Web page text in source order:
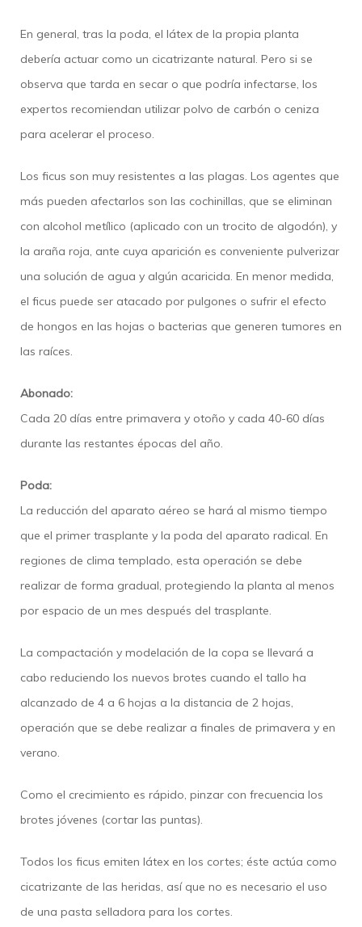
En general, tras la poda, el látex de la propia planta
debería actuar como un cicatrizante natural. Pero si se
observa que tarda en secar o que podría infectarse, los
expertos recomiendan utilizar polvo de carbón o ceniza
para acelerar el proceso.
Los ficus son muy resistentes a las plagas. Los agentes que
más pueden afectarlos son las cochinillas, que se eliminan
con alcohol metílico (aplicado con un trocito de algodón), y
la araña roja, ante cuya aparición es conveniente pulverizar
una solución de agua y algún acaricida. En menor medida,
el ficus puede ser atacado por pulgones o sufrir el efecto
de hongos en las hojas o bacterias que generen tumores en
las raíces.
Abonado:
Cada 20 días entre primavera y otoño y cada 40-60 días
durante las restantes épocas del año.
Poda:
La reducción del aparato aéreo se hará al mismo tiempo
que el primer trasplante y la poda del aparato radical. En
regiones de clima templado, esta operación se debe
realizar de forma gradual, protegiendo la planta al menos
por espacio de un mes después del trasplante.
La compactación y modelación de la copa se llevará a
cabo reduciendo los nuevos brotes cuando el tallo ha
alcanzado de 4 a 6 hojas a la distancia de 2 hojas,
operación que se debe realizar a finales de primavera y en
verano.
Como el crecimiento es rápido, pinzar con frecuencia los
brotes jóvenes (cortar las puntas).
Todos los ficus emiten látex en los cortes; éste actúa como
cicatrizante de las heridas, así que no es necesario el uso
de una pasta selladora para los cortes.